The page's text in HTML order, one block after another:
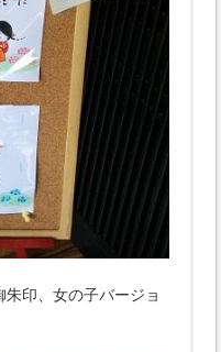
印、女の子バージョ